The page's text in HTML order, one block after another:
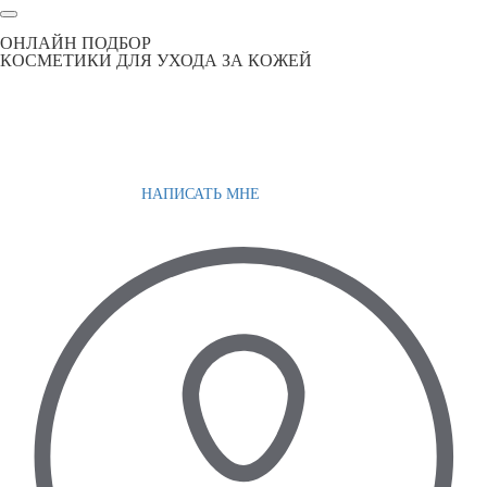
ОНЛАЙН ПОДБОР
КОСМЕТИКИ ДЛЯ УХОДА ЗА КОЖЕЙ
НАПИСАТЬ МНЕ